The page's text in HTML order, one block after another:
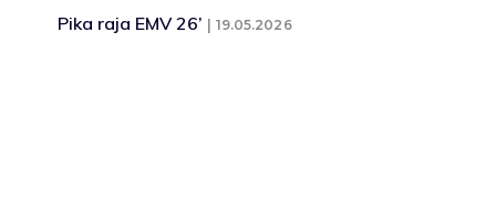
Pika raja EMV 26’ 19.05.2026